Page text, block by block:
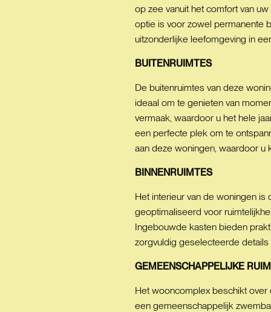
op zee vanuit het comfort van
optie is voor zowel permanente
uitzonderlijke leefomgeving in
BUITENRUIMTES
De buitenruimtes van deze
ideaal om te genieten van
vermaak, waardoor u het hele
een perfecte plek om te
aan deze woningen, waardoor u
BINNENRUIMTES
Het interieur van de woningen
geoptimaliseerd voor
Ingebouwde kasten bieden
zorgvuldig geselecteerde
GEMEENSCHAPPELIJKE
Het wooncomplex beschikt
een gemeenschappelijk